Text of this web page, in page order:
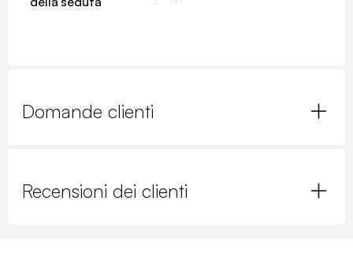
Domande clienti
Recensioni dei clienti